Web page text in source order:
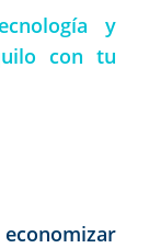
y
con tu